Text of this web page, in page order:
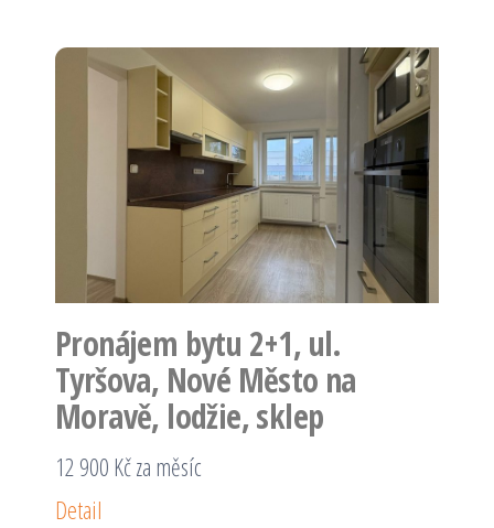
Pronájem bytu 2+1, ul.
Tyršova, Nové Město na
Moravě, lodžie, sklep
12 900 Kč za měsíc
Detail